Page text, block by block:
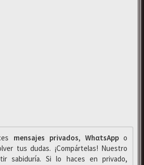
mensajes privados, WhαtsAppo
tus dudas. ¡Compártelas! Nuestro
sabiduría. Si lo haces en privado,